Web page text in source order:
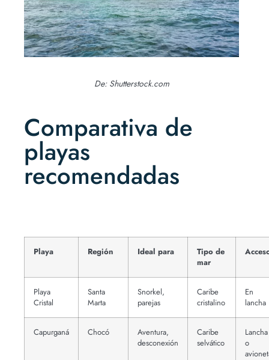
De: Shutterstock.com
Comparativa de
playas
recomendadas
Playa Región Ideal para
Tipo de
mar
Playa
Cristal
Santa
Marta
Snorkel,
parejas
Caribe
cristalino
En
lancha
Capurganá Chocó
Aventura,
desconexión
Caribe
selvático
Lancha
o